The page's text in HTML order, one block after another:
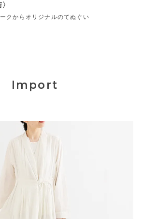
クからオリジナルのてぬぐい
Import